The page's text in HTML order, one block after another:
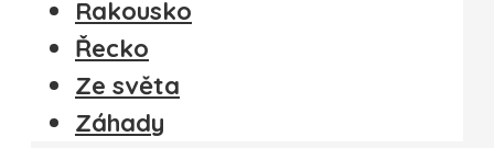
Rakousko
Řecko
Ze světa
Záhady